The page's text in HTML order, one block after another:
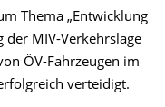
Thema „Entwicklung
der MIV-Verkehrslage
ÖV-Fahrzeugen im
verteidigt.